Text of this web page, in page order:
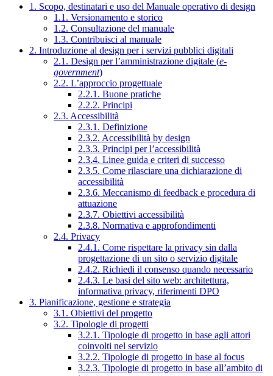
1. Scopo, destinatari e uso del Manuale operativo di design
1.1. Versionamento e storico
1.2. Consultazione del manuale
1.3. Contribuisci al manuale
2. Introduzione al design per i servizi pubblici digitali
2.1. Design per l’amministrazione digitale (e-
government)
2.2. L’approccio progettuale
2.2.1. Buone pratiche
2.2.2. Principi
2.3. Accessibilità
2.3.1. Definizione
2.3.2. Accessibilità by design
2.3.3. Principi per l’accessibilità
2.3.4. Linee guida e criteri di successo
2.3.5. Come rilasciare una dichiarazione di
accessibilità
2.3.6. Meccanismo di feedback e procedura di
attuazione
2.3.7. Obiettivi accessibilità
2.3.8. Normativa e approfondimenti
2.4. Privacy
2.4.1. Come rispettare la privacy sin dalla
progettazione di un sito o servizio digitale
2.4.2. Richiedi il consenso quando necessario
2.4.3. Le basi del sito web: architettura,
informativa privacy, riferimenti DPO
3. Pianificazione, gestione e strategia
3.1. Obiettivi del progetto
3.2. Tipologie di progetti
3.2.1. Tipologie di progetto in base agli attori
coinvolti nel servizio
3.2.2. Tipologie di progetto in base al focus
3.2.3. Tipologie di progetto in base all’ambito di